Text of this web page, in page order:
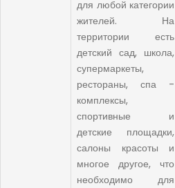
для любой категории
жителей. На
территории есть
детский сад, школа,
супермаркеты,
рестораны, спа -
комплексы,
спортивные и
детские площадки,
салоны красоты и
многое другое, что
необходимо для